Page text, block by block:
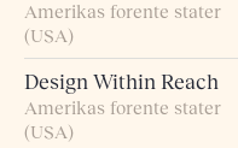
Amerikas forente stater
(USA)
Design Within Reach
Amerikas forente stater
(USA)